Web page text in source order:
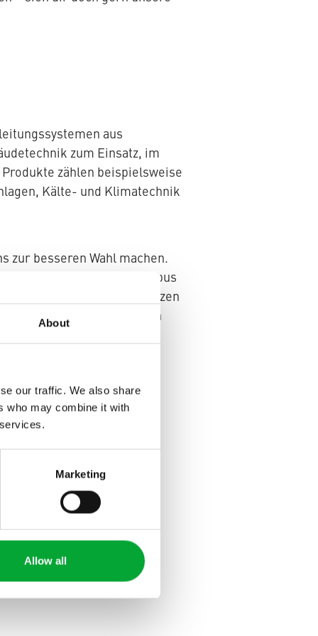
About
our traffic. We also share
who may combine it with
Marketing
Allow all
aus
zum Einsatz, im
zählen beispielsweise
Kälte- und Klimatechnik
zur besseren Wahl machen.
Ländern rund um den Globus
unserer Mission unterstützen
wir hier einen kleinen